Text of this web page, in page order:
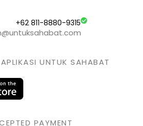
+62 811-8880-9315
UNTUK SAHABAT
PAYMENT